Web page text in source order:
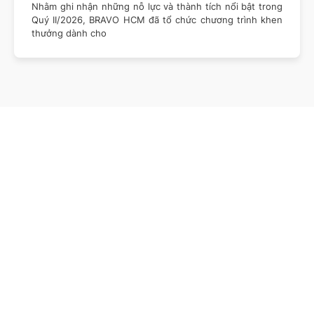
Nhằm ghi nhận những nỗ lực và thành tích nổi bật trong
Quý II/2026, BRAVO HCM đã tổ chức chương trình khen
thưởng dành cho